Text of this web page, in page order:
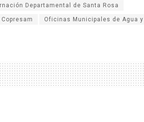
Departamental de Santa Rosa
Copresam Oficinas Municipales de Agua